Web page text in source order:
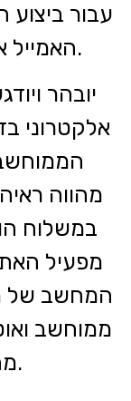
עבור ביצוע
האמייל אותו הזין במעמד הרכישה.
אלקטרוני
מהווה
במשלוח
מפעיל
המחשב של
ממוחשב
מהווים ראיה לכאורה.